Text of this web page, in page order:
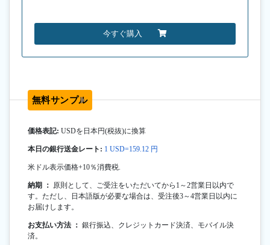
今すぐ購入
無料サンプル
価格表記: USDを日本円(税抜)に換算
本日の銀行送金レート: 1 USD=159.12 円
米ドル表示価格+10％消費税.
納期 ： 原則として、ご受注をいただいてから1～2営業日以内で
す。ただし、日本語版が必要な場合は、受注後3～4営業日以内に
お届けします。
お支払い方法 ： 銀行振込、クレジットカード決済、モバイル決
済。